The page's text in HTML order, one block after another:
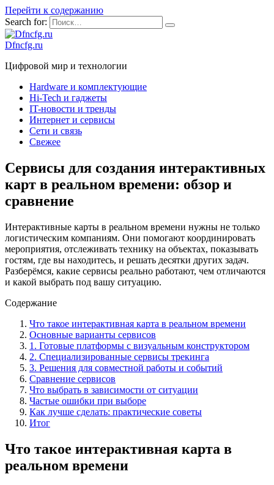
Перейти к содержанию
Search for:
Dfncfg.ru
Цифровой мир и технологии
Hardware и комплектующие
Hi-Tech и гаджеты
IT-новости и тренды
Интернет и сервисы
Сети и связь
Свежее
Сервисы для создания интерактивных
карт в реальном времени: обзор и
сравнение
Интерактивные карты в реальном времени нужны не только
логистическим компаниям. Они помогают координировать
мероприятия, отслеживать технику на объектах, показывать
гостям, где вы находитесь, и решать десятки других задач.
Разберёмся, какие сервисы реально работают, чем отличаются
и какой выбрать под вашу ситуацию.
Содержание
Что такое интерактивная карта в реальном времени
Основные варианты сервисов
1. Готовые платформы с визуальным конструктором
2. Специализированные сервисы трекинга
3. Решения для совместной работы и событий
Сравнение сервисов
Что выбрать в зависимости от ситуации
Частые ошибки при выборе
Как лучше сделать: практические советы
Итог
Что такое интерактивная карта в
реальном времени